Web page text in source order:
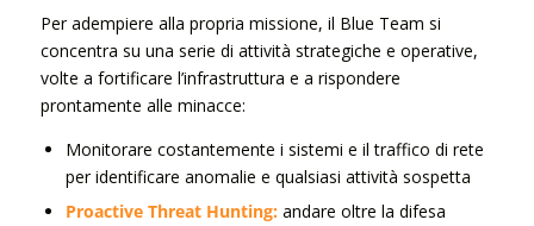
Per adempiere alla propria missione, il Blue Team si
concentra su una serie di attività strategiche e operative,
volte a fortificare l’infrastruttura e a rispondere
prontamente alle minacce:
Monitorare costantemente i sistemi e il traffico di rete
per identificare anomalie e qualsiasi attività sospetta
Proactive Threat Hunting:andare oltre la difesa